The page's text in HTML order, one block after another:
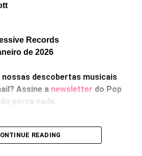
Records
de 2026
nossas descobertas musicais
Assine a newsletter do Pop
perca nada.
sentimentais, ou de fragilidades,
três temas surgem o tempo todo
READING